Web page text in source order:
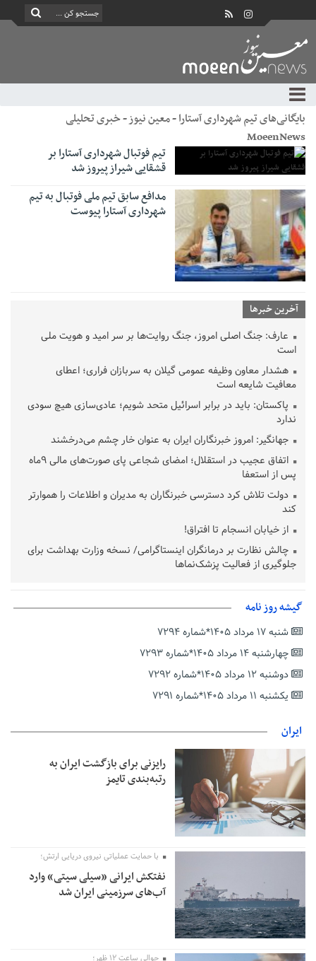
بایگانی‌های تیم شهرداری آستارا - معین نیوز - خبری تحلیلی
MoeenNews
تیم فوتبال شهرداری آستارا بر
قشقایی شیراز پیروز شد
مدافع سابق تیم ملی فوتبال به تیم
شهرداری آستارا پیوست
آخرین خبرها
عارف: جنگ اصلی امروز، جنگ روایت‌ها بر سر امید و هویت ملی
است
هشدار معاون وظیفه عمومی گیلان به سربازان فراری؛ اعطای
معافیت شایعه است
پاکستان: باید در برابر اسرائیل متحد شویم؛ عادی‌سازی هیچ سودی
ندارد
جهانگیر: امروز خبرنگاران ایران به عنوان خار چشم می‌درخشند
اتفاق عجیب در استقلال؛ امضای شجاعی پای صورت‌های مالی ٩ماه
پس از استعفا
دولت تلاش کرد دسترسی خبرنگاران به مدیران و اطلاعات را هموارتر
کند
از خیابان انسجام تا افتراق!
چالش نظارت بر درمانگران اینستاگرامی/ نسخه وزارت بهداشت برای
جلوگیری از فعالیت پزشک‌نماها
پشتیبانی از زنجیره ارزش بادام زمینی در اولویت سیاست‌های
بخش دوم گفت‌وگوی پزشکیان با مردم امشب پخش می‌شود
جزئیات فعال‌سازی «کیف پول ایران» اعلام شد
حمایت از مرزنشینان نباید به زیان تولید باشد/مواد اولیه با کولبری
وارد شود
امیر اکرمی‌نیا: ارتش کاملاً آماده است
گیشه روز نامه
شنبه ۱۷ مرداد ۱۴۰۵*شماره ۷۲۹۴
چهارشنبه ۱۴ مرداد ۱۴۰۵*شماره ۷۲۹۳
دوشنبه ۱۲ مرداد ۱۴۰۵*شماره ۷۲۹۲
یکشنبه ۱۱ مرداد ۱۴۰۵*شماره ۷۲۹۱
ایران
رایزنی برای بازگشت ایران به
رتبه‌بندی تایمز
با حمایت عملیاتی نیروی دریایی ارتش؛
نفتکش ایرانی «سیلی سیتی» وارد
آب‌های سرزمینی ایران شد
حوالی ساعت ۱۲ ظهر؛